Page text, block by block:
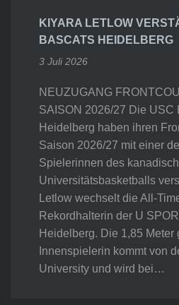
KIYARA LETLOW
BASCATS HEIDELBERG
3 Juli 2026
NEUZUGANG
SAISON 2026/27 Die USC
Heidelberg haben ihren
Saison 2026/27 mit einer
Spielerinnen des
Universitätsbasketballs
Letlow wechselt die All-
Rekordhalterin der U
Heidelberg. Die 1,85 Meter
Innenspielerin kommt von
University und wird bei…